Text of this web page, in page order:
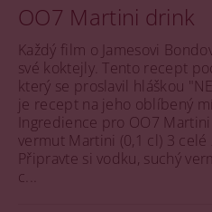
OO7 Martini drink
Každý film o Jamesovi
své koktejly. Tento recept
který se proslavil hláškou
je recept na jeho oblíbený
Ingredience pro OO7
vermut Martini (0,1 cl) 3
Připravte si vodku, suchý
c...